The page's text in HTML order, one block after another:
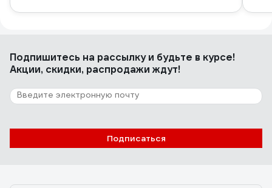
Подпишитесь на рассылкуи будьте в курсе!
Акции, скидки, распродажи ждут!
Подписаться